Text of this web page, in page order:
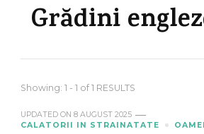
Grădini
Showing: 1 - 1 of 1 RESULTS
UPDATED ON 8 AUGUST 2025
CALATORII IN STRAINATATE